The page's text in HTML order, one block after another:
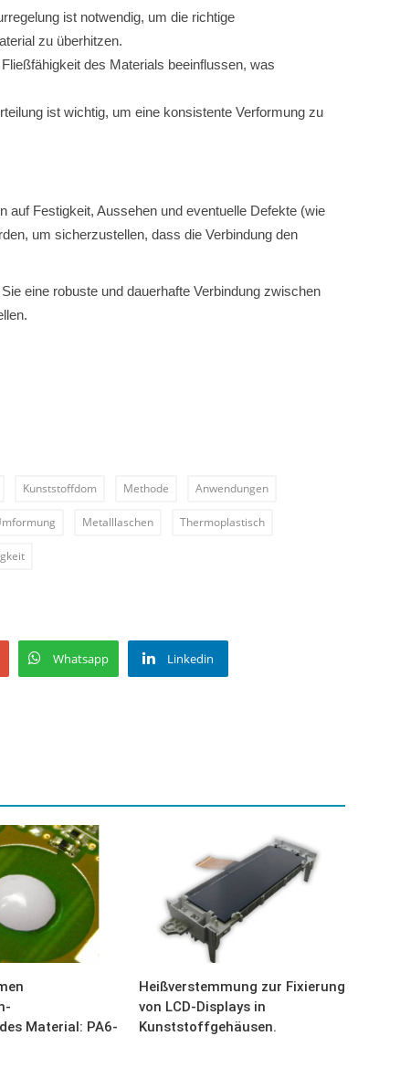
ist notwendig, um die richtige
zu überhitzen.
des Materials beeinflussen, was
ist wichtig, um eine konsistente Verformung zu
auf Festigkeit, Aussehen und eventuelle Defekte (wie
um sicherzustellen, dass die Verbindung den
eine robuste und dauerhafte Verbindung zwischen
Kunststoffdom Methode Anwendungen
Metalllaschen Thermoplastisch
Whatsapp Linkedin
Material: PA6-
Heißverstemmung zur Fixierung
von LCD-Displays in
Kunststoffgehäusen.